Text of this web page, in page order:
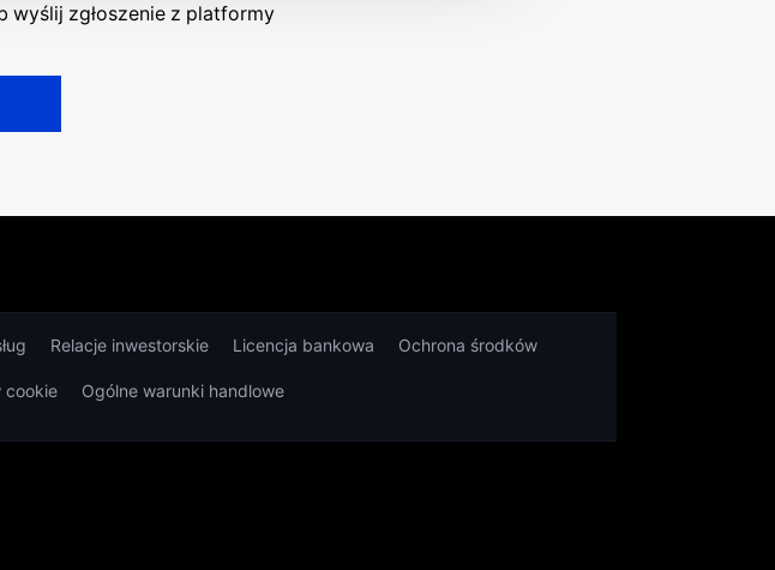
wyślij zgłoszenie z platformy
Relacje inwestorskie Licencja bankowa Ochrona środków
cookie Ogólne warunki handlowe